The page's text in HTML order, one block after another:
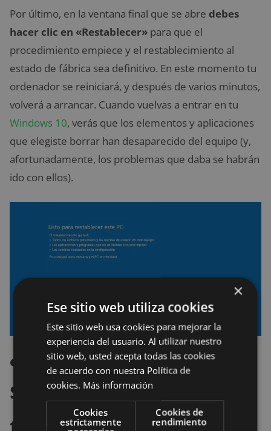
Por último, en la ventana final que se abre debes
hacer clic en «Restablecer» para que el
procedimiento empiece y el restablecimiento al
estado de fábrica sea definitivo. En este momento tu
ordenador se reiniciará, y después de varios minutos,
volverá a arrancar. Cuando vuelvas a entrar en tu
Windows 10, verás que los elementos y aplicaciones
que elegiste borrar han desaparecido del equipo (y,
afortunadamente, los problemas que daba se habrán
ido con ellos).
¿Y si mi ordenador
sigue sin funcionar
×
Ese sitio web utiliza cookies
Este sitio web usa cookies para mejorar la
experiencia del usuario. Al utilizar nuestro
sitio web, usted acepta todas las cookies
de acuerdo con nuestra Política de
cookies. Más información
Cookies
estrictamente
Cookies de
rendimiento